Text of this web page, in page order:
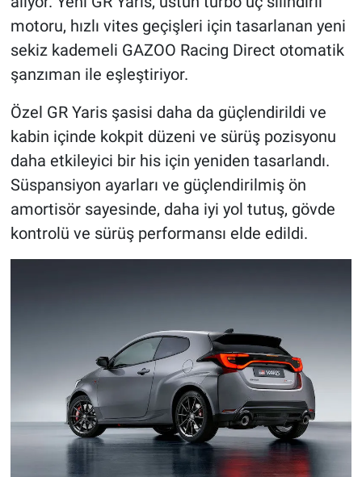
motoru, hızlı vites geçişleri için tasarlanan yeni
sekiz kademeli GAZOO Racing Direct otomatik
şanzıman ile eşleştiriyor.
Özel GR Yaris şasisi daha da güçlendirildi ve
kabin içinde kokpit düzeni ve sürüş pozisyonu
daha etkileyici bir his için yeniden tasarlandı.
Süspansiyon ayarları ve güçlendirilmiş ön
amortisör sayesinde, daha iyi yol tutuş, gövde
kontrolü ve sürüş performansı elde edildi.